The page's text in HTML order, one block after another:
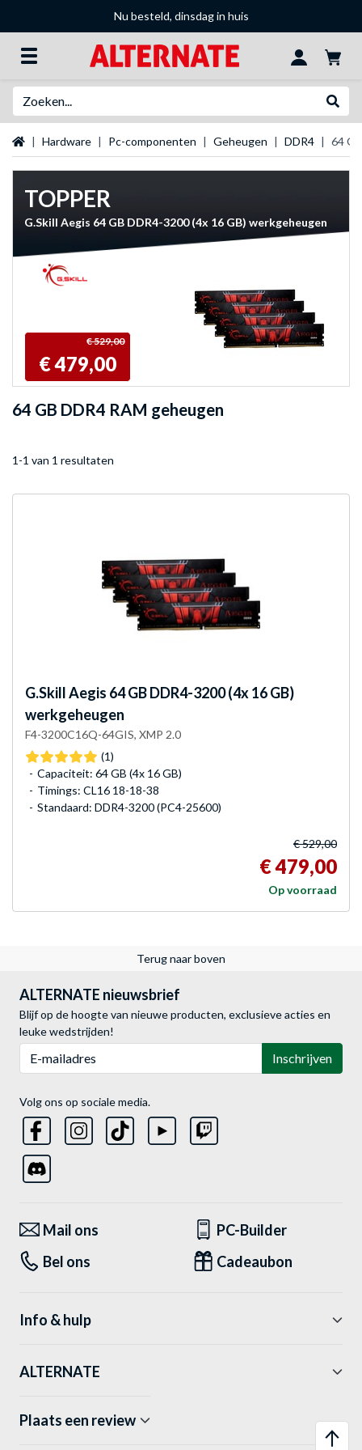
Nu besteld, dinsdag in huis
Startpagina
Hardware Pc-componenten Geheugen DDR4 64
TOPPER
G.Skill Aegis 64 GB DDR4-3200 (4x 16 GB) werkgeheugen
€ 529,00
€ 479,00
64 GB DDR4 RAM geheugen
1-1 van 1 resultaten
G.SkillAegis 64 GB DDR4-3200 (4x 16 GB)
werkgeheugen
F4-3200C16Q-64GIS, XMP 2.0
(1)
Capaciteit: 64 GB (4x 16 GB)
Timings: CL16 18-18-38
Standaard: DDR4-3200 (PC4-25600)
€ 529,00
€ 479,00
Op voorraad
Terug naar boven
ALTERNATE nieuwsbrief
Blijf op de hoogte van nieuwe producten, exclusieve acties en
leuke wedstrijden!
Inschrijven
Volg ons op sociale media.
Mail ons
PC-Builder
Bel ons
Cadeaubon
Info & hulp
ALTERNATE
Plaats een review